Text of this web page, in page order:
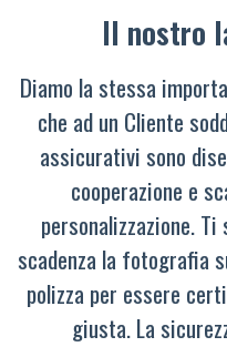
Il nostro
Diamo la stessa
che ad un Cliente
assicurativi sono
cooperazione e
personalizzazione.
scadenza la fotografia
polizza per essere
giusta. La